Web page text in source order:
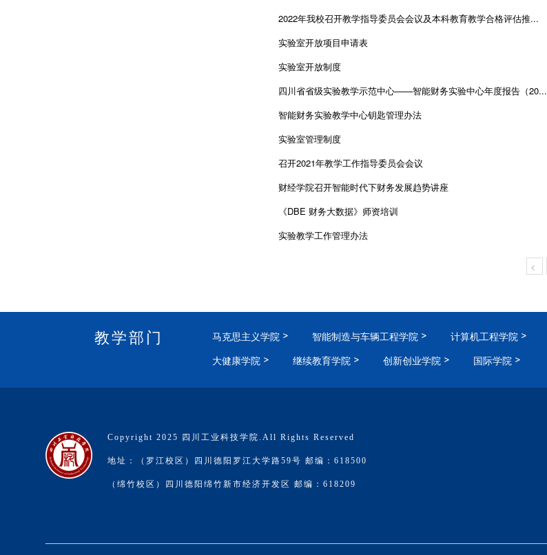
2022年我校召开教学指导委员会会议及本科教育教学合格评估推...
实验室开放项目申请表
实验室开放制度
四川省省级实验教学示范中心——智能财务实验中心年度报告（20...
智能财务实验教学中心钥匙管理办法
实验室管理制度
召开2021年教学工作指导委员会会议
财经学院召开智能时代下财务发展趋势讲座
《DBE 财务大数据》师资培训
实验教学工作管理办法
<
教学部门 马克思主义学院 智能制造与车辆工程学院 计算机工程学院
大健康学院
继续教育学院 创新创业学院 国际学院
Copyright 2025 四川工业科技学院.All Rights Reserved
地址：（罗江校区）四川德阳罗江大学路59号 邮编：618500
（绵竹校区）四川德阳绵竹新市经济开发区 邮编：618209